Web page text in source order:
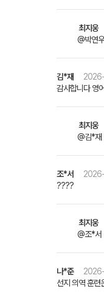
최지웅
@박연
김*재
감사합니다 영
최지웅
@김*
조*서
????
최지웅
@조*서
나*준
선지 의역 훈련